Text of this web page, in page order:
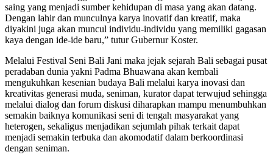
saing yang menjadi sumber kehidupan di masa yang akan datang.
Dengan lahir dan munculnya karya inovatif dan kreatif, maka
diyakini juga akan muncul individu-individu yang memiliki gagasan
kaya dengan ide-ide baru,” tutur Gubernur Koster.
Melalui Festival Seni Bali Jani maka jejak sejarah Bali sebagai pusat
peradaban dunia yakni Padma Bhuawana akan kembali
mengukuhkan kesenian budaya Bali melalui karya inovasi dan
kreativitas generasi muda, seniman, kurator dapat terwujud sehingga
melalui dialog dan forum diskusi diharapkan mampu menumbuhkan
semakin baiknya komunikasi seni di tengah masyarakat yang
heterogen, sekaligus menjadikan sejumlah pihak terkait dapat
menjadi semakin terbuka dan akomodatif dalam berkoordinasi
dengan seniman.